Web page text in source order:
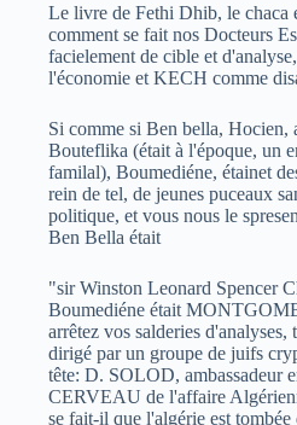
Le livre de Fethi Dhib, le chaca
comment se fait nos Docteurs
facielement de cible et
l'économie et KECH comme
Si comme si Ben bella,
Bouteflika (était à l'époque, un
familal), Boumediéne, étainet
rein de tel, de jeunes puceaux
politique, et vous nous le
Ben Bella était
"sir Winston Leonard Spencer
Boumediéne était
arrêtez vos salderies d'analyses,
dirigé par un groupe de juifs
tête: D. SOLOD, ambassadeur
CERVEAU de l'affaire
se fait-il que l'algérie est